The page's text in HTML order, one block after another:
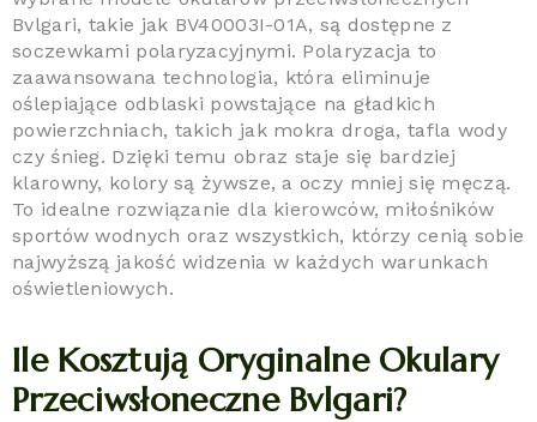
Bvlgari, takie jak BV40003I-01A, są dostępne z
soczewkami polaryzacyjnymi. Polaryzacja to
zaawansowana technologia, która eliminuje
oślepiające odblaski powstające na gładkich
powierzchniach, takich jak mokra droga, tafla wody
czy śnieg. Dzięki temu obraz staje się bardziej
klarowny, kolory są żywsze, a oczy mniej się męczą.
To idealne rozwiązanie dla kierowców, miłośników
sportów wodnych oraz wszystkich, którzy cenią sobie
najwyższą jakość widzenia w każdych warunkach
oświetleniowych.
Ile Kosztują Oryginalne Okulary
Przeciwsłoneczne Bvlgari?